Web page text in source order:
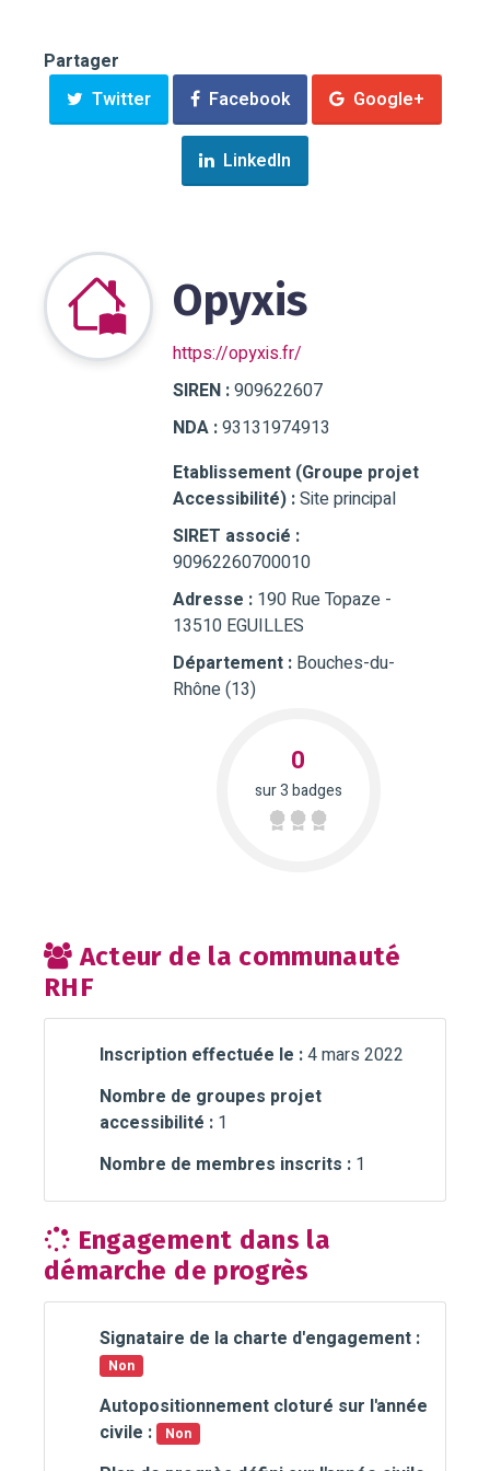
Partager
Twitter
Facebook Google+
LinkedIn
Opyxis
https://opyxis.fr/
SIREN :909622607
NDA :93131974913
Etablissement (Groupe projet
Accessibilité) :Site principal
SIRET associé :
90962260700010
Adresse : 190 Rue Topaze -
13510 EGUILLES
Département : Bouches-du-
Rhône (13)
0
sur 3 badges
Acteur de la communauté
RHF
Inscription effectuée le :4 mars 2022
Nombre de groupes projet
accessibilité : 1
Nombre de membres inscrits : 1
Engagement dans la
démarche de progrès
Signataire de la charte d'engagement :
Non
Autopositionnement cloturé sur l'année
civile :
Non